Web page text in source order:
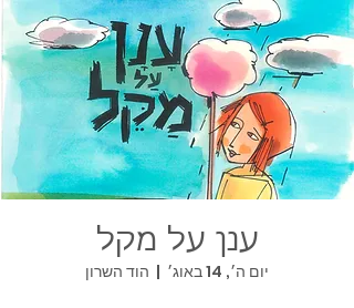
ענן על מקל
יום ה׳, 14 באוג׳
  |
הוד השרון